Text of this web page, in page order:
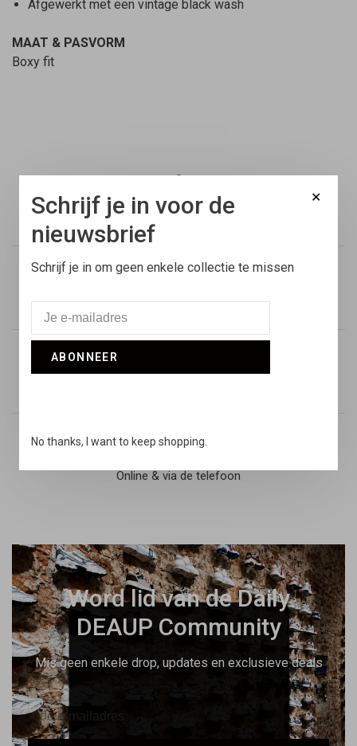
Afgewerkt met een vintage black wash
MAAT & PASVORM
Boxy fit
Gratis verzending
Binnen Nederland vanaf €100,-
Retouren
Online & via de telefoon
Word lid van de Daily
DEAUP Community
Mis geen enkele drop, updates en exclusieve deals
✕
Schrijf je in voor de
nieuwsbrief
Schrijf je in om geen enkele collectie te missen
ABONNEER
No thanks, I want to keep shopping.